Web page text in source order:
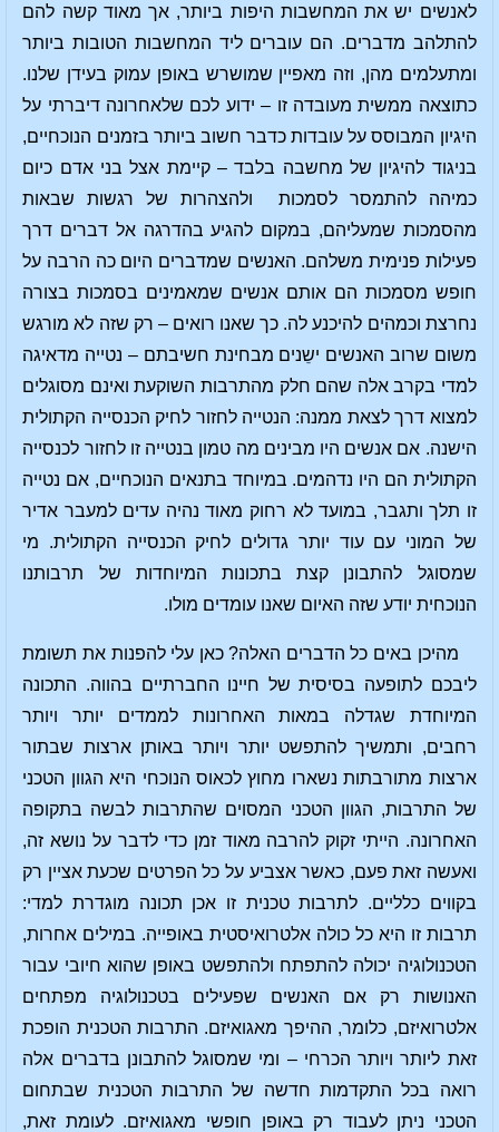
לאנשים יש את המחשבות היפות ביותר, אך מאוד קשה להם
להתלהב מדברים. הם עוברים ליד המחשבות הטובות ביותר
ומתעלמים מהן, וזה מאפיין שמושרש באופן עמוק בעידן שלנו.
כתוצאה ממשית מעובדה זו – ידוע לכם שלאחרונה דיברתי על
היגיון המבוסס על עובדות כדבר חשוב ביותר בזמנים הנוכחיים,
בניגוד להיגיון של מחשבה בלבד – קיימת אצל בני אדם כיום
כמיהה להתמסר לסמכות ולהצהרות של רגשות שבאות
מהסמכות שמעליהם, במקום להגיע בהדרגה אל דברים דרך
פעילות פנימית משלהם. האנשים שמדברים היום כה הרבה על
חופש מסמכות הם אותם אנשים שמאמינים בסמכות בצורה
נחרצת וכמהים להיכנע לה. כך שאנו רואים – רק שזה לא מורגש
משום שרוב האנשים ישֵנים מבחינת חשיבתם – נטייה מדאיגה
למדי בקרב אלה שהם חלק מהתרבות השוקעת ואינם מסוגלים
למצוא דרך לצאת ממנה: הנטייה לחזור לחיק הכנסייה הקתולית
הישנה. אם אנשים היו מבינים מה טמון בנטייה זו לחזור לכנסייה
הקתולית הם היו נדהמים. במיוחד בתנאים הנוכחיים, אם נטייה
זו תלך ותגבר, במועד לא רחוק מאוד נהיה עדים למעבר אדיר
של המוני עם עוד יותר גדולים לחיק הכנסייה הקתולית. מי
שמסוגל להתבונן קצת בתכונות המיוחדות של תרבותנו
הנוכחית יודע שזה האיום שאנו עומדים מולו.
מהיכן באים כל הדברים האלה? כאן עלי להפנות את תשומת
ליבכם לתופעה בסיסית של חיינו החברתיים בהווה. התכונה
המיוחדת שגדלה במאות האחרונות לממדים יותר ויותר
רחבים, ותמשיך להתפשט יותר ויותר באותן ארצות שבתור
ארצות מתורבתות נשארו מחוץ לכאוס הנוכחי היא הגוון הטכני
של התרבות, הגוון הטכני המסוים שהתרבות לבשה בתקופה
האחרונה. הייתי זקוק להרבה מאוד זמן כדי לדבר על נושא זה,
ואעשה זאת פעם, כאשר אצביע על כל הפרטים שכעת אציין רק
בקווים כלליים. לתרבות טכנית זו אכן תכונה מוגדרת למדי:
תרבות זו היא כל כולה אלטרואיסטית באופייה. במילים אחרות,
הטכנולוגיה יכולה להתפתח ולהתפשט באופן שהוא חיובי עבור
האנושות רק אם האנשים שפעילים בטכנולוגיה מפתחים
אלטרואיזם, כלומר, ההיפך מאגואיזם. התרבות הטכנית הופכת
זאת ליותר ויותר הכרחי – ומי שמסוגל להתבונן בדברים אלה
רואה בכל התקדמות חדשה של התרבות הטכנית שבתחום
הטכני ניתן לעבוד רק באופן חופשי מאגואיזם. לעומת זאת,